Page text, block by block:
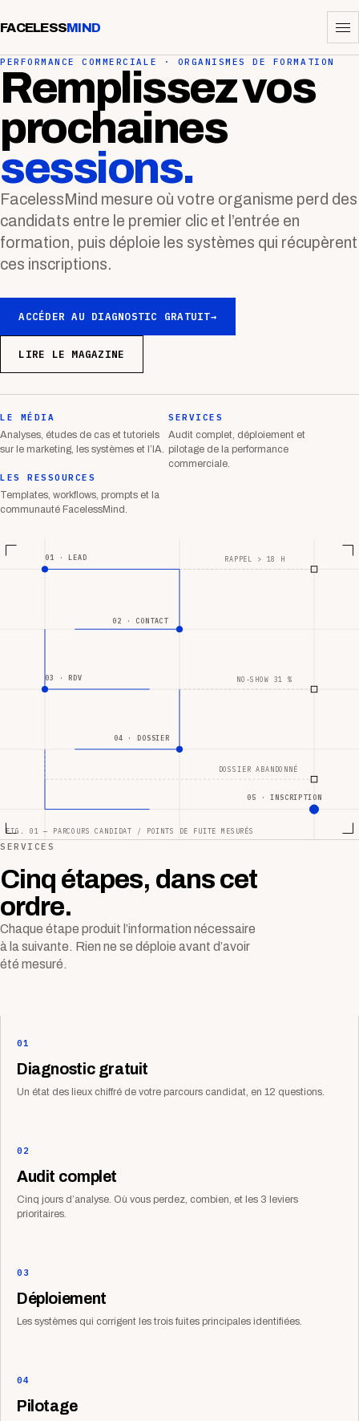
FACELESSMIND
PERFORMANCE COMMERCIALE · ORGANISMES DE FORMATION
Remplissez vos
prochaines
sessions.
FacelessMind mesure où votre organisme perd des
candidats entre le premier clic et l’entrée en
formation, puis déploie les systèmes qui récupèrent
ces inscriptions.
ACCÉDER AU DIAGNOSTIC GRATUIT→
LIRE LE MAGAZINE
LE MÉDIA
Analyses, études de cas et tutoriels
sur le marketing, les systèmes et l’IA.
SERVICES
Audit complet, déploiement et
pilotage de la performance
commerciale.
LES RESSOURCES
Templates, workflows, prompts et la
communauté FacelessMind.
01 · LEAD
02 · CONTACT
03 · RDV
04 · DOSSIER
05 · INSCRIPTION
RAPPEL > 18 H
NO-SHOW 31 %
DOSSIER ABANDONNÉ
FIG. 01 — PARCOURS CANDIDAT / POINTS DE FUITE MESURÉS
SERVICES
Cinq étapes, dans cet
ordre.
Chaque étape produit l’information nécessaire
à la suivante. Rien ne se déploie avant d’avoir
été mesuré.
01
Diagnostic gratuit
Un état des lieux chiffré de votre parcours candidat, en 12 questions.
02
Audit complet
Cinq jours d’analyse. Où vous perdez, combien, et les 3 leviers
prioritaires.
03
Déploiement
Les systèmes qui corrigent les trois fuites principales identifiées.
04
Pilotage